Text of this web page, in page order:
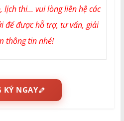
lịch thi... vui lòng liên hệ các
để được hỗ trợ, tư vấn, giải
thông tin nhé!
KÝ NGAY